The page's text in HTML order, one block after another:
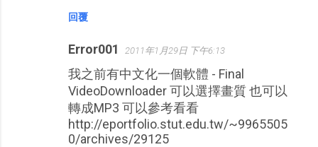
回覆
Error001 2011年1月29日 下午6:13
我之前有中文化一個軟體 - Final
VideoDownloader 可以選擇畫質 也可以
轉成MP3 可以參考看看
http://eportfolio.stut.edu.tw/~9965505
0/archives/29125